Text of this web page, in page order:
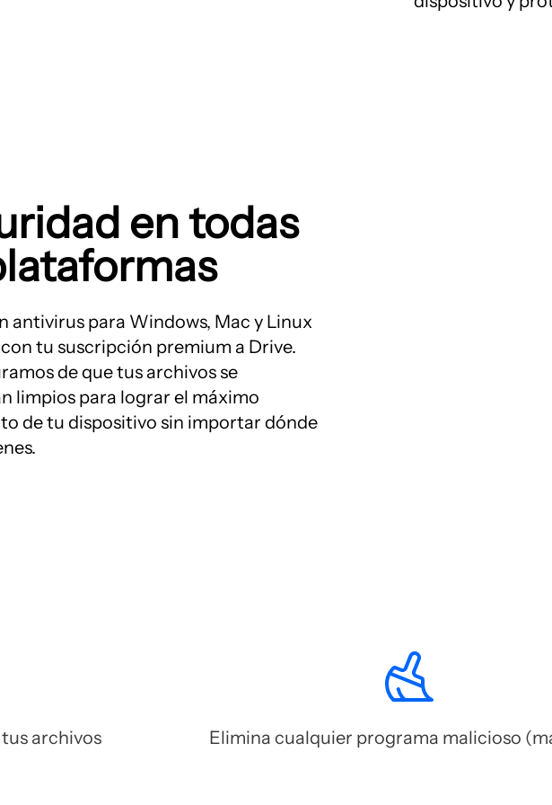
en todas
antivirus para Windows, Mac y Linux
tu suscripción premium a Drive.
de que tus archivos se
limpios para lograr el máximo
de tu dispositivo sin importar dónde
archivos Elimina cualquier programa malicioso